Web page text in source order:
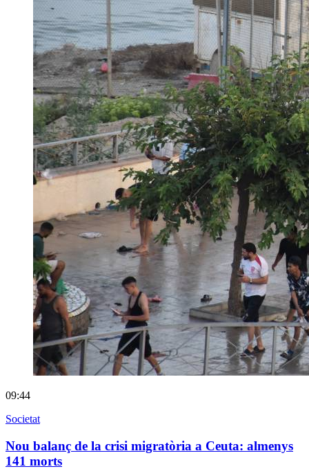
09:44
Societat
Nou balanç de la crisi migratòria a Ceuta: almenys
141 morts